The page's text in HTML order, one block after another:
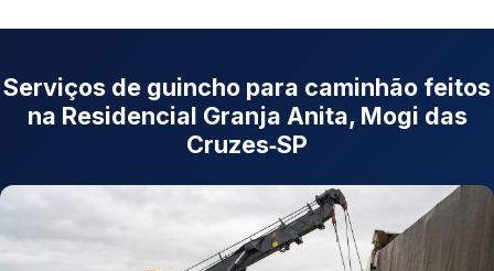
Serviços de guincho para caminhão feitos
na Residencial Granja Anita, Mogi das
Cruzes‑SP